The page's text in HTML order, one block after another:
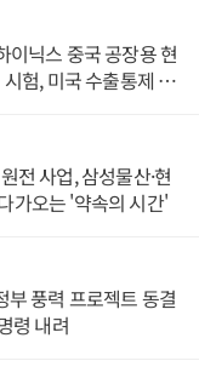
이닉스 중국 공장용 현
험, 미국 수출통제 대
전 사업, 삼성물산·현
가오는 '약속의 시간'
풍력 프로젝트 동결
령 내려